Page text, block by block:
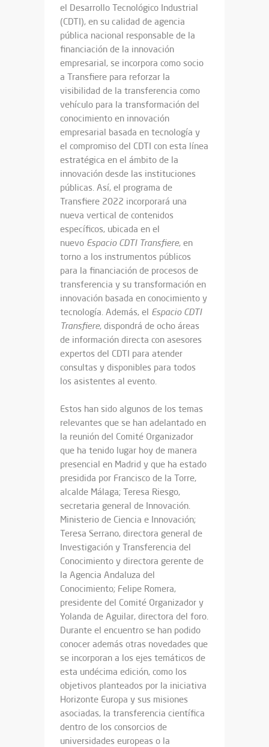
el Desarrollo Tecnológico Industrial
(CDTI), en su calidad de agencia
pública nacional responsable de la
financiación de la innovación
empresarial, se incorpora como socio
a Transfiere para reforzar la
visibilidad de la transferencia como
vehículo para la transformación del
conocimiento en innovación
empresarial basada en tecnología y
el compromiso del CDTI con esta línea
estratégica en el ámbito de la
innovación desde las instituciones
públicas. Así, el programa de
Transfiere 2022 incorporará una
nueva vertical de contenidos
específicos, ubicada en el
nuevo Espacio CDTI Transfiere, en
torno a los instrumentos públicos
para la financiación de procesos de
transferencia y su transformación en
innovación basada en conocimiento y
tecnología. Además, el Espacio CDTI
Transfiere, dispondrá de ocho áreas
de información directa con asesores
expertos del CDTI para atender
consultas y disponibles para todos
los asistentes al evento.
Estos han sido algunos de los temas
relevantes que se han adelantado en
la reunión del Comité Organizador
que ha tenido lugar hoy de manera
presencial en Madrid y que ha estado
presidida por Francisco de la Torre,
alcalde Málaga; Teresa Riesgo,
secretaria general de Innovación.
Ministerio de Ciencia e Innovación;
Teresa Serrano, directora general de
Investigación y Transferencia del
Conocimiento y directora gerente de
la Agencia Andaluza del
Conocimiento; Felipe Romera,
presidente del Comité Organizador y
Yolanda de Aguilar, directora del foro.
Durante el encuentro se han podido
conocer además otras novedades que
se incorporan a los ejes temáticos de
esta undécima edición, como los
objetivos planteados por la iniciativa
Horizonte Europa y sus misiones
asociadas, la transferencia científica
dentro de los consorcios de
universidades europeas o la